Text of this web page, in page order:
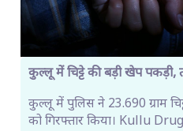
कुल्लू में चिट्टे की बड़ी खेप पकड़ी,
कुल्लू में पुलिस ने 23.690 ग्राम
को गिरफ्तार किया। Kullu